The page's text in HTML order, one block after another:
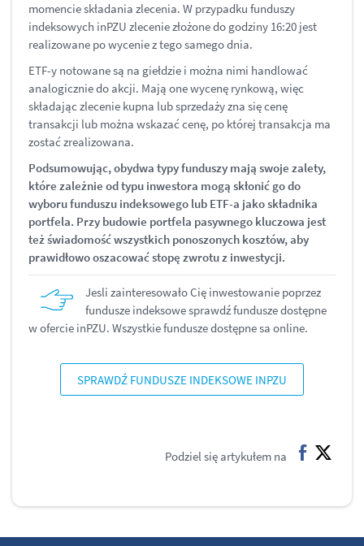
momencie składania zlecenia. W przypadku funduszy
indeksowych inPZU zlecenie złożone do godziny 16:20 jest
realizowane po wycenie z tego samego dnia.
ETF-y notowane są na giełdzie i można nimi handlować
analogicznie do akcji. Mają one wycenę rynkową, więc
składając zlecenie kupna lub sprzedaży zna się cenę
transakcji lub można wskazać cenę, po której transakcja ma
zostać zrealizowana.
Podsumowując, obydwa typy funduszy mają swoje zalety,
które zależnie od typu inwestora mogą skłonić go do
wyboru funduszu indeksowego lub ETF-a jako składnika
portfela. Przy budowie portfela pasywnego kluczowa jest
też świadomość wszystkich ponoszonych kosztów, aby
prawidłowo oszacować stopę zwrotu z inwestycji.
Jesli zainteresowało Cię inwestowanie poprzez
fundusze indeksowe sprawdź fundusze dostępne
w ofercie inPZU. Wszystkie fundusze dostępne sa online.
SPRAWDŹ FUNDUSZE INDEKSOWE INPZU
Podziel się artykułem na